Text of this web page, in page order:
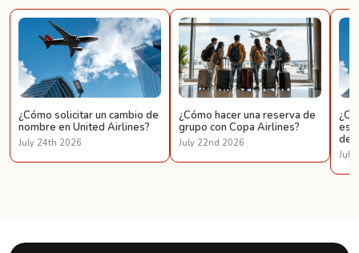
¿Cómo solicitar un cambio de
nombre en United Airlines?
July 24th 2026
¿Cómo hacer una reserva de
grupo con Copa Airlines?
July 22nd 2026
de
July